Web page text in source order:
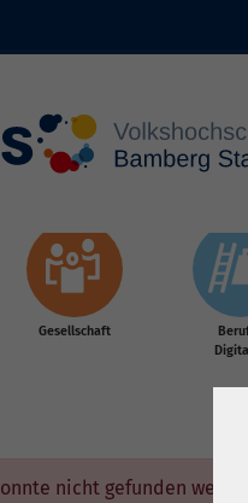
Gesellschaft
nicht gefunden